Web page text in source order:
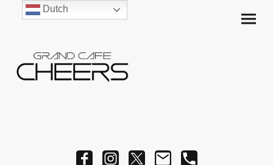
Dutch